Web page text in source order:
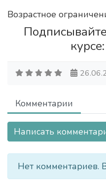
Возрастное
курсе:
Комментарии
Написать
Нет комментариев.